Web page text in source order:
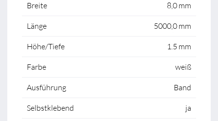
Breite 8,0 mm
Länge 5000,0 mm
Höhe/Tiefe 1.5 mm
Farbe weiß
Ausführung Band
Selbstklebend ja